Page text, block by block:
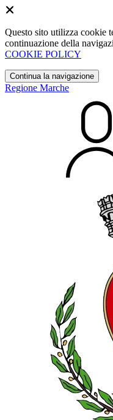
Questo sito utilizza cookie
continuazione della
COOKIE POLICY
Continua la navigazione
Regione Marche